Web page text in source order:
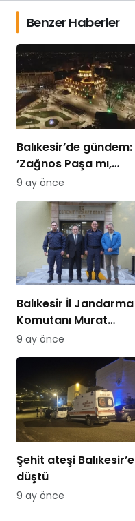
Benzer Haberler
Balıkesir’de gündem:
’Zağnos Paşa mı,
İsmet Paşa mı
9 ay önce
Balıkesir İl Jandarma
Komutanı Murat
Özer’den Edremit
Ticaret Odasına
9 ay önce
Şehit ateşi Balıkesir’e
düştü
9 ay önce